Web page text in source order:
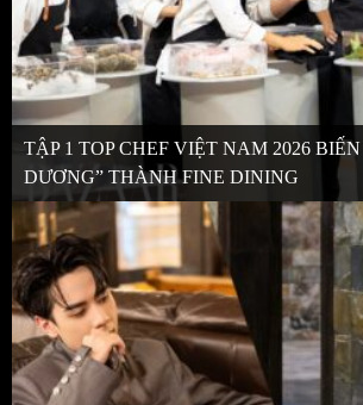
TẬP 1 TOP CHEF VIỆT NAM 2026
DƯƠNG” THÀNH FINE DINING